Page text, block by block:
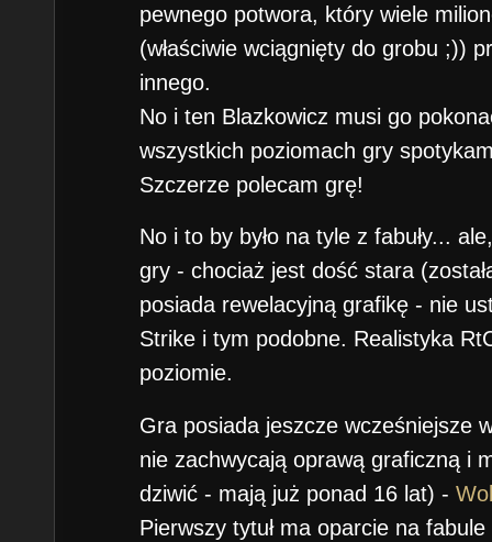
pewnego potwora, który wiele
(właściwie wciągnięty do grobu ;))
innego.
No i ten Blazkowicz musi go
wszystkich poziomach gry
Szczerze polecam grę!
No i to by było na tyle z fabuły...
gry - chociaż jest dość stara
posiada rewelacyjną grafikę - nie
Strike i tym podobne. Realistyka
poziomie.
Gra posiada jeszcze wcześniejsze
nie zachwycają oprawą graficzną i
dziwić - mają już ponad 16 lat) -
Pierwszy tytuł ma oparcie na